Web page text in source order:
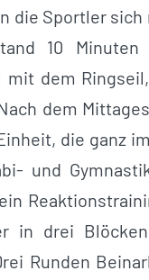
die Sportler
10
dem
dem
die ganz
und
in drei
Runden